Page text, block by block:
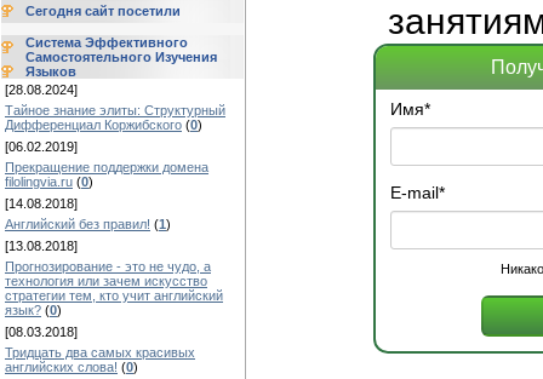
Сегодня сайт посетили
Система Эффективного
Самостоятельного Изучения
Языков
[28.08.2024]
Тайное знание элиты: Структурный
Дифференциал Коржибского (0)
[06.02.2019]
Прекращение поддержки домена
filolingvia.ru (0)
[14.08.2018]
Английский без правил! (1)
[13.08.2018]
Прогнозирование - это не чудо, а
технология или зачем искусство
стратегии тем, кто учит английский
язык? (0)
[08.03.2018]
Тридцать два самых красивых
английских слова! (0)
Имя*
E-mail*